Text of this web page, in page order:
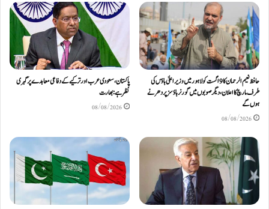
حافظ نعیم الرحمان کا 9 اگست کو لاہور میں وزیر اعلیٰ ہاؤس کی
طرف مارچ کا اعلان، دیگر صوبوں میں گورنر ہاؤسز پر دھرنے
ہوں گے
08/08/2026
پاکستان، سعودی عرب اور ترکیے کے دفاعی معاہدے پر گہری
نظر ہے: بھارت
08/08/2026